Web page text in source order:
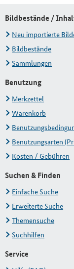
Bildbestände /
Neu importierte
Bildbestände
Sammlungen
Benutzung
Merkzettel
Warenkorb
Benutzungsarten
Kosten / Gebühren
Suchen & Finden
Einfache Suche
Erweiterte Suche
Themensuche
Suchhilfen
Service